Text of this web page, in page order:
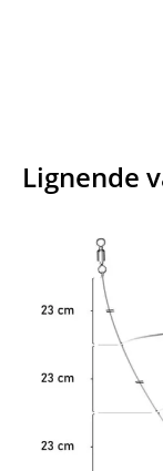
Lignende